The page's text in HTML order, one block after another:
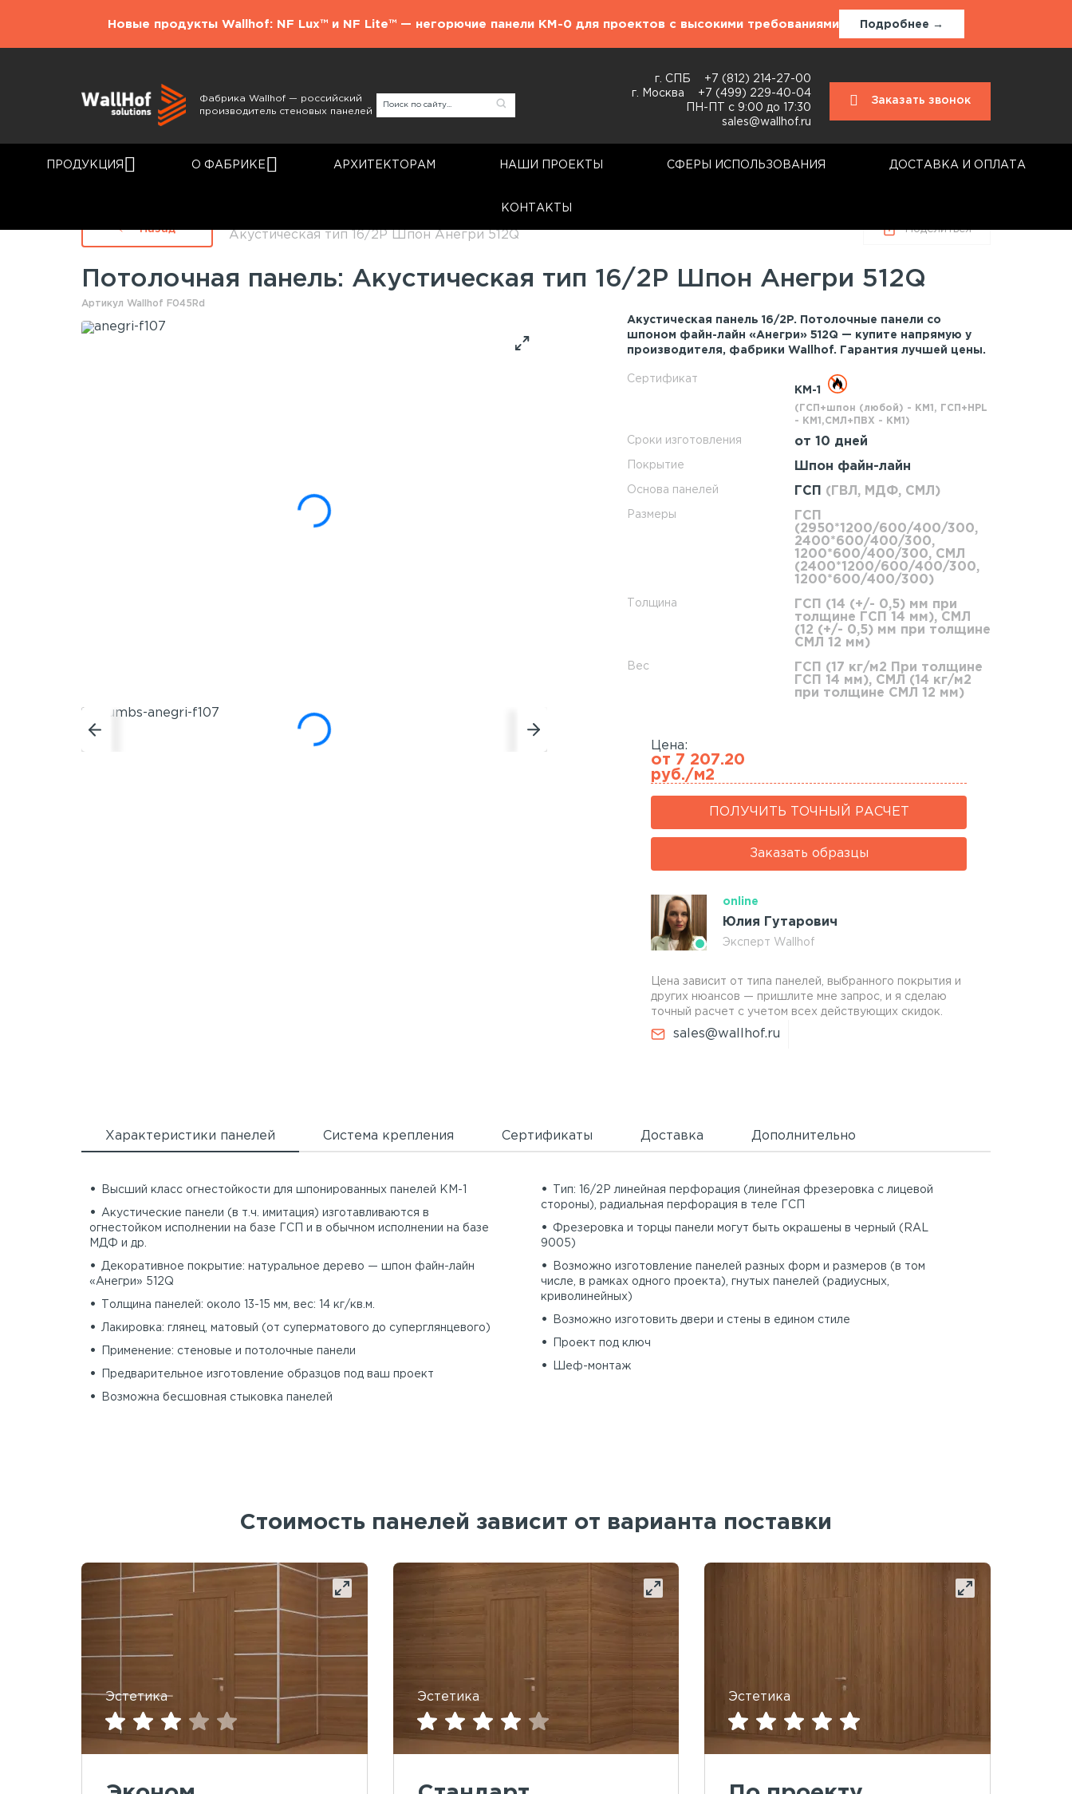
Новые продукты Wallhof: NF Lux™ и NF Lite™ — негорючие панели КМ-0 для проектов с высокими требованиями Подробнее →
Фабрика Wallhof — российский
производитель стеновых панелей
г. СПБ
+7 (812) 214-27-00
г. Москва
+7 (499) 229-40-04
ПН-ПТ с 9:00 до 17:30
sales@wallhof.ru
Заказать звонок
ПРОДУКЦИЯ О ФАБРИКЕ АРХИТЕКТОРАМ НАШИ ПРОЕКТЫ СФЕРЫ ИСПОЛЬЗОВАНИЯ ДОСТАВКА И ОПЛАТА
КОНТАКТЫ
Назад
Акустическая тип 16/2P Шпон Анегри 512Q
Поделиться
Потолочная панель: Акустическая тип 16/2P Шпон Анегри 512Q
Артикул Wallhof F045Rd
Акустическая панель 16/2P. Потолочные панели со
шпоном файн-лайн «Анегри» 512Q — купите напрямую у
производителя, фабрики Wallhof. Гарантия лучшей цены.
Сертификат
КМ-1
(ГСП+шпон (любой) - КМ1, ГСП+HPL
- КМ1,СМЛ+ПВХ - КМ1)
Сроки изготовления от 10 дней
Покрытие Шпон файн-лайн
Основа панелей ГСП (ГВЛ, МДФ, СМЛ)
Размеры
ГСП
(2950*1200/600/400/300,
2400*600/400/300,
1200*600/400/300, СМЛ
(2400*1200/600/400/300,
1200*600/400/300)
Толщина
ГСП (14 (+/- 0,5) мм при
толщине ГСП 14 мм), СМЛ
(12 (+/- 0,5) мм при толщине
СМЛ 12 мм)
Вес
ГСП (17 кг/м2 При толщине
ГСП 14 мм), СМЛ (14 кг/м2
при толщине СМЛ 12 мм)
Цена:
от 7 207.20
руб./м2
ПОЛУЧИТЬ ТОЧНЫЙ РАСЧЕТ
Заказать образцы
online
Юлия Гутарович
Эксперт Wallhof
Цена зависит от типа панелей, выбранного покрытия и
других нюансов — пришлите мне запрос, и я сделаю
точный расчет с учетом всех действующих скидок.
sales@wallhof.ru
Характеристики панелей Система крепления Сертификаты Доставка Дополнительно
Высший класс огнестойкости для шпонированных панелей КМ-1
Акустические панели (в т.ч. имитация) изготавливаются в
огнестойком исполнении на базе ГСП и в обычном исполнении на базе
МДФ и др.
Декоративное покрытие: натуральное дерево — шпон файн-лайн
«Анегри» 512Q
Толщина панелей: около 13-15 мм, вес: 14 кг/кв.м.
Лакировка: глянец, матовый (от суперматового до суперглянцевого)
Применение: стеновые и потолочные панели
Предварительное изготовление образцов под ваш проект
Возможна бесшовная стыковка панелей
Тип: 16/2P линейная перфорация (линейная фрезеровка с лицевой
стороны), радиальная перфорация в теле ГСП
Фрезеровка и торцы панели могут быть окрашены в черный (RAL
9005)
Возможно изготовление панелей разных форм и размеров (в том
числе, в рамках одного проекта), гнутых панелей (радиусных,
криволинейных)
Возможно изготовить двери и стены в едином стиле
Проект под ключ
Шеф-монтаж
Стоимость панелей зависит от варианта поставки
Эстетика Эстетика Эстетика